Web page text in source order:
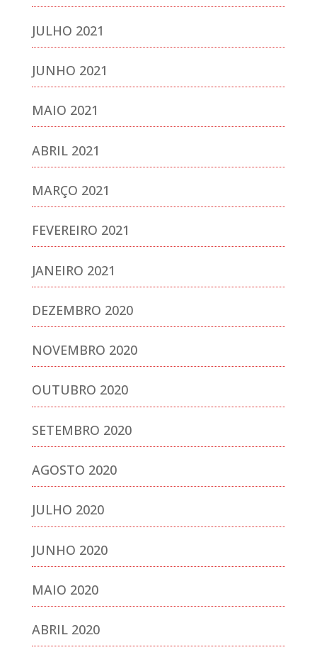
JULHO 2021
JUNHO 2021
MAIO 2021
ABRIL 2021
MARÇO 2021
FEVEREIRO 2021
JANEIRO 2021
DEZEMBRO 2020
NOVEMBRO 2020
OUTUBRO 2020
SETEMBRO 2020
AGOSTO 2020
JULHO 2020
JUNHO 2020
MAIO 2020
ABRIL 2020